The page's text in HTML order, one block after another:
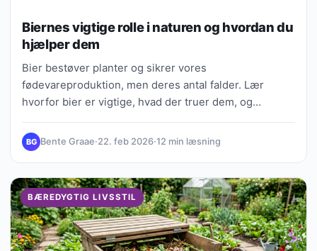
Biernes vigtige rolle i naturen og hvordan du
hjælper dem
Bier bestøver planter og sikrer vores
fødevareproduktion, men deres antal falder. Lær
hvorfor bier er vigtige, hvad der truer dem, og
BG Bente Graae·22. feb 2026·12 min læsning
BÆREDYGTIG LIVSSTIL